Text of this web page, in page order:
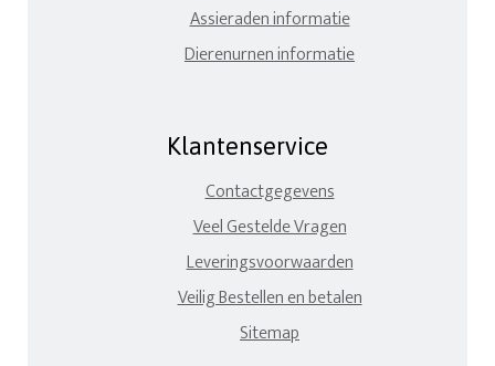
Assieraden informatie
Dierenurnen informatie
Klantenservice
Contactgegevens
Veel Gestelde Vragen
Leveringsvoorwaarden
Veilig Bestellen en betalen
Sitemap